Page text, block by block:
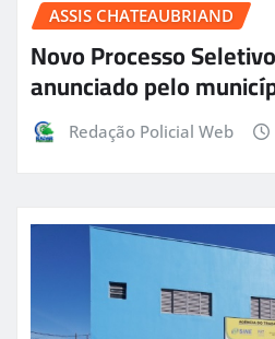
ASSIS CHATEAUBRIAND
Novo Processo
anunciado pelo
Redação Policial Web